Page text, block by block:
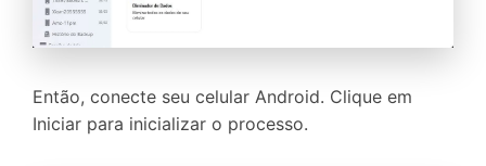
Então, conecte seu celular Android. Clique em
Iniciar para inicializar o processo.